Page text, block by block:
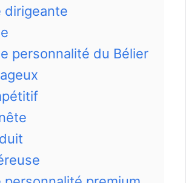
dirigeante
personnalité du Bélier